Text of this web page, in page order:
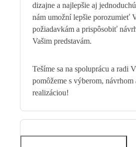
dizajne a najlepšie aj
nám umožní lepšie porozumieť
požiadavkám a prispôsobiť
Vašim predstavám.
Tešíme sa na spoluprácu a radi
pomôžeme s výberom, návrhom
realizáciou!